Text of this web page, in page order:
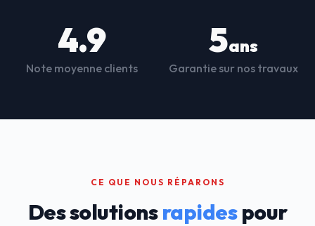
4.9
Note moyenne clients
5ans
Garantie sur nos travaux
CE QUE NOUS RÉPARONS
Des solutionsrapidespour